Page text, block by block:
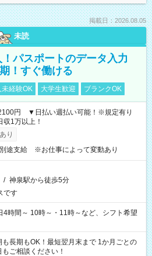
掲載日：2026.08.05
未読
！パスポートのデータ入力
！すぐ働ける
未経験OK 大学生歓迎 ブランクOK
円 ▼日払い週払い可能！※規定有り
1万以上！
り
途支給 ※お仕事によって変動あり
/ 神泉駅から徒歩5分
です
間～ 10時～・11時～など、シフト希望
も長期もOK！最短翌月末まで 1か月ごとの
ご相談ください！